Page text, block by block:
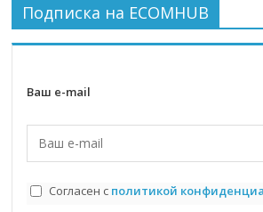
Подписка на ECOMHUB
Ваш e-mail
Согласен с политикой